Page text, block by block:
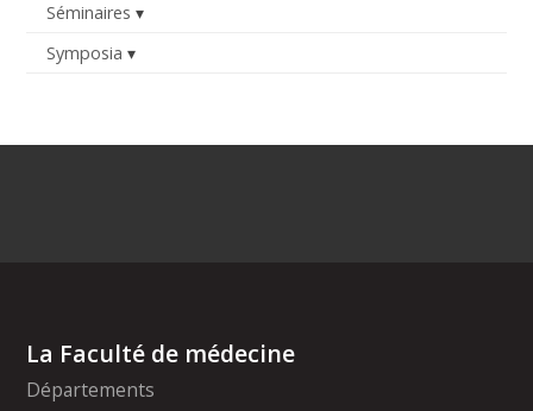
Séminaires
Symposia
La Faculté de médecine
Départements